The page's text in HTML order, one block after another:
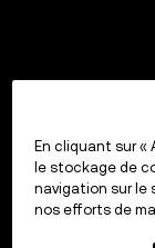
En cliquant sur
le stockage de
navigation sur le
nos efforts de